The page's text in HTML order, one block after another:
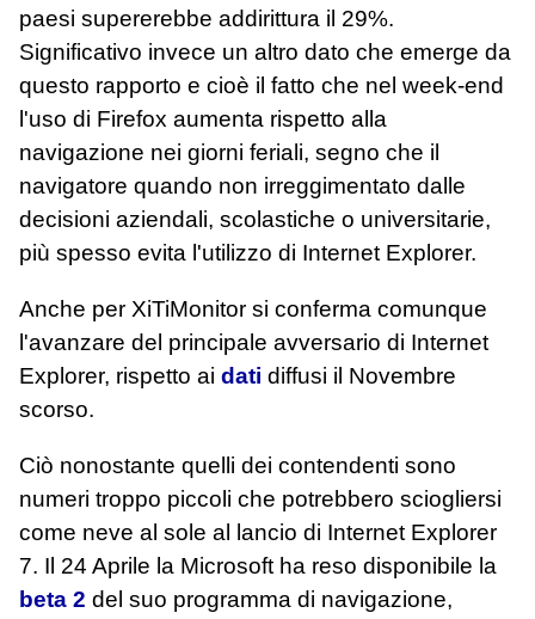
paesi supererebbe addirittura il 29%.
Significativo invece un altro dato che emerge da
questo rapporto e cioè il fatto che nel week-end
l'uso di Firefox aumenta rispetto alla
navigazione nei giorni feriali, segno che il
navigatore quando non irreggimentato dalle
decisioni aziendali, scolastiche o universitarie,
più spesso evita l'utilizzo di Internet Explorer.
Anche per XiTiMonitor si conferma comunque
l'avanzare del principale avversario di Internet
Explorer, rispetto ai dati diffusi il Novembre
scorso.
Ciò nonostante quelli dei contendenti sono
numeri troppo piccoli che potrebbero sciogliersi
come neve al sole al lancio di Internet Explorer
7. Il 24 Aprile la Microsoft ha reso disponibile la
beta 2 del suo programma di navigazione,